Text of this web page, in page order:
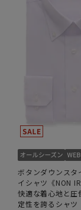
ボタンダウンスタ
イシャツ《NON
快適な着心地と圧
定性を誇るシャツ